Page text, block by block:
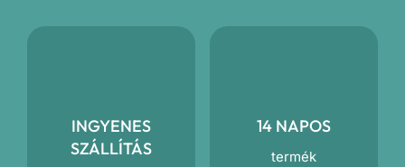
INGYENES
SZÁLLÍTÁS
14 NAPOS
termék